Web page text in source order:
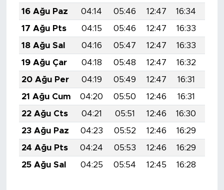
16 Ağu Paz
04:14 05:46 12:47 16:34
17 Ağu Pts
04:15 05:46 12:47 16:33
18 Ağu Sal
04:16 05:47 12:47 16:33
19 Ağu Çar
04:18 05:48 12:47 16:32
20 Ağu Per
04:19 05:49 12:47 16:31
21 Ağu Cum
04:20 05:50 12:46 16:31
22 Ağu Cts
04:21 05:51 12:46 16:30
23 Ağu Paz
04:23 05:52 12:46 16:29
24 Ağu Pts
04:24 05:53 12:46 16:29
25 Ağu Sal
04:25 05:54 12:45 16:28